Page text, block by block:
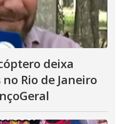
deixa
Rio de Janeiro